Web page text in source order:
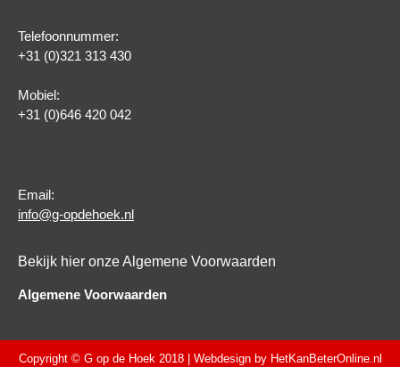
Telefoonnummer:
+31 (0)321 313 430
Mobiel:
+31 (0)646 420 042
Email:
info@g-opdehoek.nl
Bekijk hier onze Algemene Voorwaarden
Algemene Voorwaarden
Copyright © G op de Hoek 2018 | Webdesign by HetKanBeterOnline.nl